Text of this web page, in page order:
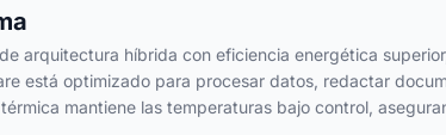
arquitectura híbrida con eficiencia energética
está optimizado para procesar datos, redactar
mantiene las temperaturas bajo control,